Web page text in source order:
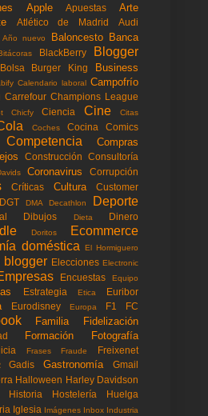
Apple Apuestas
Arte
Atlético de Madrid Audi
Año nuevo Baloncesto Banca
BlackBerry
Blogger
Bolsa Burger King
Business
Calendario laboral Campofrío
Carrefour Champions League
Chicfy Ciencia Cine Citas
Coches Cocina Comics
Competencia Compras
Construcción Consultoría
Coronavirus Corrupción
Críticas Cultura
Customer
DGT DMA Decathlon Deporte
Dibujos Dieta Dinero
Doritos Ecommerce
doméstica El Hormiguero
blogger Elecciones Electronic
Encuestas Equipo
Estrategia Etica Euribor
Eurodisney Europa F1
FC
Familia Fidelización
Formación
Fotografía
Frases Fraude Freixenet
Gadis Gastronomía Gmail
Halloween Harley Davidson
Historia Hostelería Huelga
Iglesia Imágenes Inbox Industria